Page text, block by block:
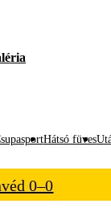
Hátsó füves
0–0